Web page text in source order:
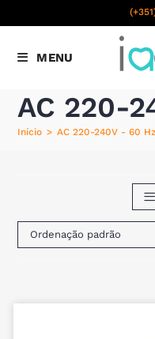
MENU
AC 220-
Início > AC 220-240V - 60 Hz
Ordenação padrão